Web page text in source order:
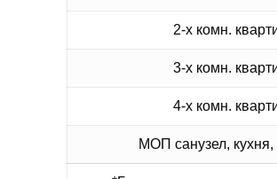
2-х комн.
3-х комн.
4-х комн.
МОП санузел, кухня,